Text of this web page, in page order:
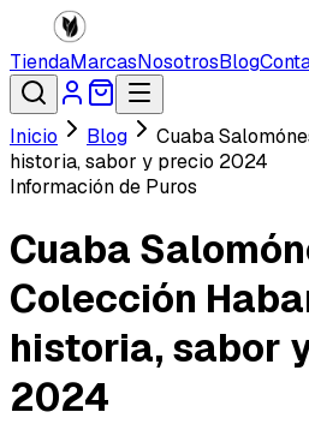
TiendaMarcasNosotrosBlog
Inicio Blog
Cuaba
historia, sabor y precio 2024
Información de Puros
Cuaba
Colección
historia, sabor
2024